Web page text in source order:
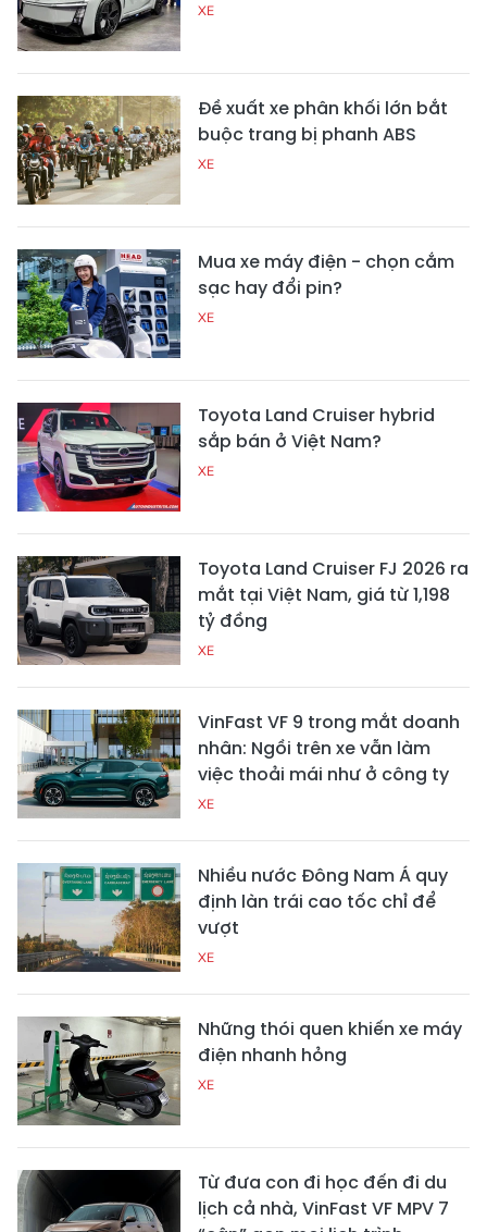
XE
Đề xuất xe phân khối lớn bắt
buộc trang bị phanh ABS
XE
Mua xe máy điện - chọn cắm
sạc hay đổi pin?
XE
Toyota Land Cruiser hybrid
sắp bán ở Việt Nam?
XE
Toyota Land Cruiser FJ 2026 ra
mắt tại Việt Nam, giá từ 1,198
tỷ đồng
XE
VinFast VF 9 trong mắt doanh
nhân: Ngồi trên xe vẫn làm
việc thoải mái như ở công ty
XE
Nhiều nước Đông Nam Á quy
định làn trái cao tốc chỉ để
vượt
XE
Những thói quen khiến xe máy
điện nhanh hỏng
XE
Từ đưa con đi học đến đi du
lịch cả nhà, VinFast VF MPV 7